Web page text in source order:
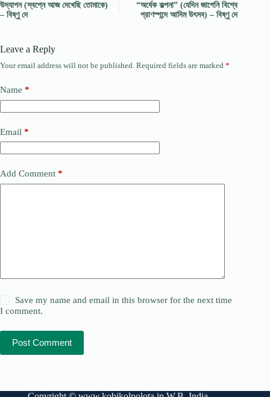
উদ্যাপন (স্বপ্নে আজ দেখেছি তোমাকে)
– বিষ্ণু দে
“অর্ধেক কল্পনা” (যেদিন জাগেনি বিশ্বে
প্রাণস্পন্দে আদিম উৎসব) – বিষ্ণু দে
Leave a Reply
Your email address will not be published. Required fields are marked *
Name *
Email *
Add Comment *
Save my name and email in this browser for the next time
I comment.
Post Comment